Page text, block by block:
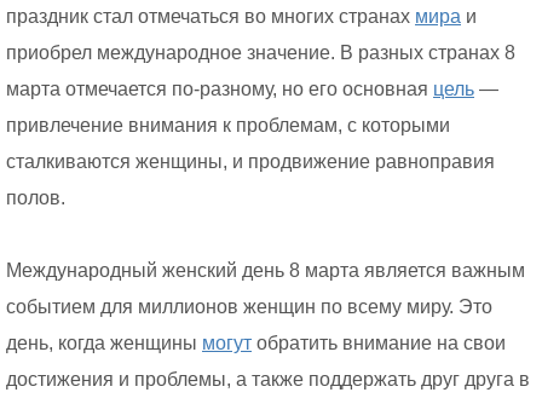
праздник стал отмечаться во многих странах мира и
приобрел международное значение. В разных странах 8
марта отмечается по-разному, но его основная цель —
привлечение внимания к проблемам, с которыми
сталкиваются женщины, и продвижение равноправия
полов.
Международный женский день 8 марта является важным
событием для миллионов женщин по всему миру. Это
день, когда женщины могут обратить внимание на свои
достижения и проблемы, а также поддержать друг друга в